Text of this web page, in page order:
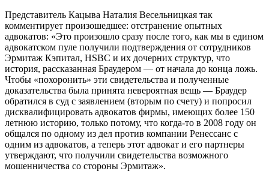
Представитель Кацыва Наталия Весельницкая так
комментирует произошедшее: отстранение опытных
адвокатов: «Это произошло сразу после того, как мы в едином
адвокатском пуле получили подтверждения от сотрудников
Эрмитаж Кэпитал, HSBC и их дочерних структур, что
история, рассказанная Браудером — от начала до конца ложь.
Чтобы «похоронить» эти свидетельства и полученные
доказательства была принята невероятная вещь — Браудер
обратился в суд с заявлением (вторым по счету) и попросил
дисквалифицировать адвокатов фирмы, имеющих более 150
летнюю историю, только потому, что когда-то в 2008 году он
общался по одному из дел против компании Ренессанс с
одним из адвокатов, а теперь этот адвокат и его партнеры
утверждают, что получили свидетельства возможного
мошенничества со стороны Эрмитаж».